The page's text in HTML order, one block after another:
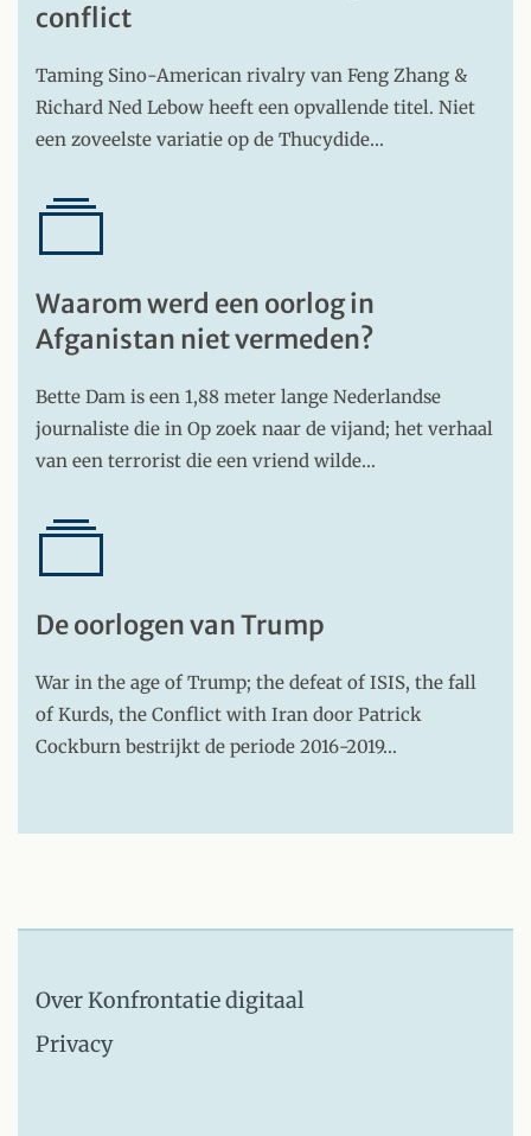
conflict
Taming Sino-American rivalry van Feng Zhang &
Richard Ned Lebow heeft een opvallende titel. Niet
een zoveelste variatie op de Thucydide…
Waarom werd een oorlog in
Afganistan niet vermeden?
Bette Dam is een 1,88 meter lange Nederlandse
journaliste die in Op zoek naar de vijand; het verhaal
van een terrorist die een vriend wilde…
De oorlogen van Trump
War in the age of Trump; the defeat of ISIS, the fall
of Kurds, the Conflict with Iran door Patrick
Cockburn bestrijkt de periode 2016-2019…
Over Konfrontatie digitaal
Privacy